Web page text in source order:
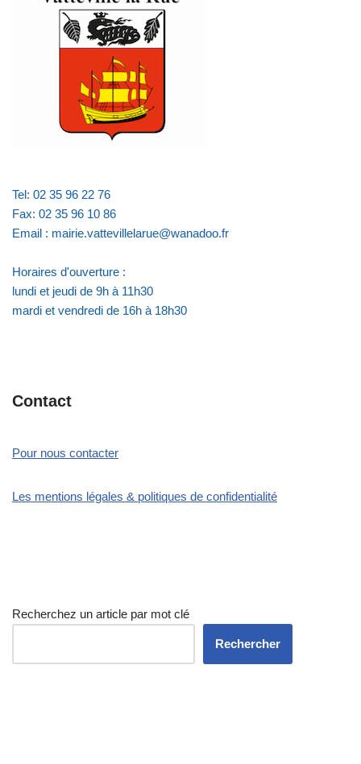
Tel: 02 35 96 22 76
Fax: 02 35 96 10 86
Email : mairie.vattevillelarue@wanadoo.fr
Horaires d'ouverture :
lundi et jeudi de 9h à 11h30
mardi et vendredi de 16h à 18h30
Contact
Pour nous contacter
Les mentions légales & politiques de confidentialité
Recherchez un article par mot clé
Rechercher